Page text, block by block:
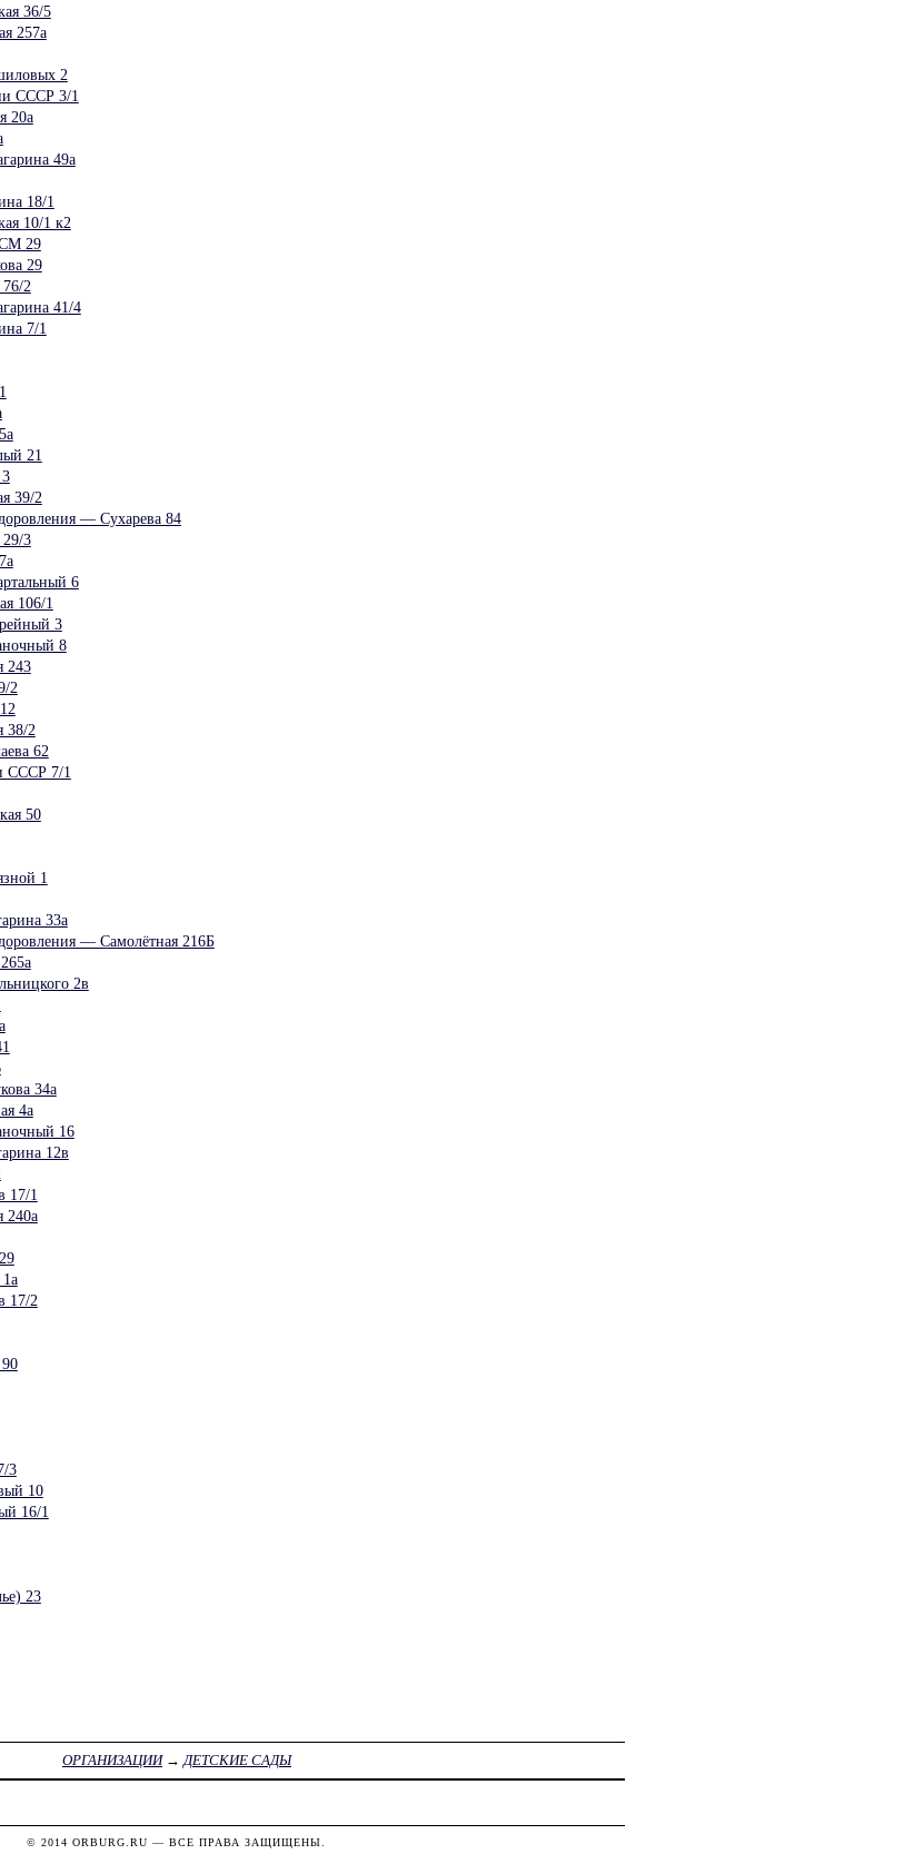
36/5
257а
2
СССР 3/1
20а
49а
18/1
10/1 к2
29
29
2
41/4
7/1
21
39/2
— Сухарева 84
3
6
106/1
3
8
243
2
38/2
62
СССР 7/1
50
1
33а
— Самолётная 216Б
2в
34а
4а
16
12в
17/1
240а
17/2
3
10
16/1
23
ОРГАНИЗАЦИИ→ДЕТСКИЕ САДЫ
© 2014ORBURG.RU — ВСЕ ПРАВА ЗАЩИЩЕНЫ.